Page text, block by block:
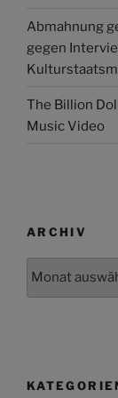
Abmahnung
gegen
The Billion
Music Video
ARCHIV